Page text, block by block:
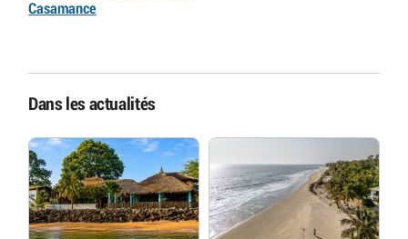
Casamance
Dans les actualités